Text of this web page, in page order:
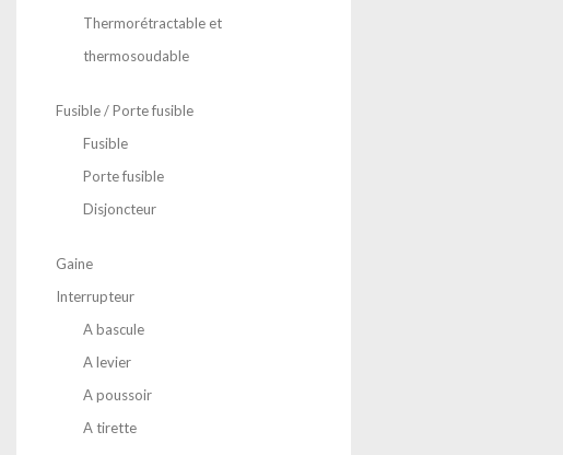
Thermorétractable et
thermosoudable
Fusible / Porte fusible
Fusible
Porte fusible
Disjoncteur
Gaine
Interrupteur
A bascule
A levier
A poussoir
A tirette